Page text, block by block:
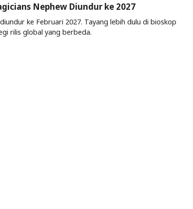
Nephew Diundur ke 2027
ke Februari 2027. Tayang lebih dulu di bioskop
rilis global yang berbeda.